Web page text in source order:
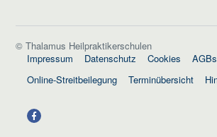
© Thalamus Heilpraktikerschulen
Impressum
Datenschutz Cookies
AGBs
Online-Streitbeilegung
Terminübersicht